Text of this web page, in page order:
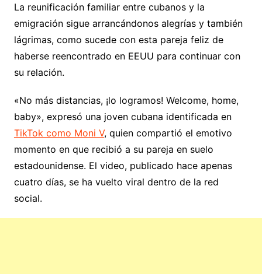
La reunificación familiar entre cubanos y la
emigración sigue arrancándonos alegrías y también
lágrimas, como sucede con esta pareja feliz de
haberse reencontrado en EEUU para continuar con
su relación.
«No más distancias, ¡lo logramos! Welcome, home,
baby», expresó una joven cubana identificada en
TikTok como Moni V, quien compartió el emotivo
momento en que recibió a su pareja en suelo
estadounidense. El video, publicado hace apenas
cuatro días, se ha vuelto viral dentro de la red
social.